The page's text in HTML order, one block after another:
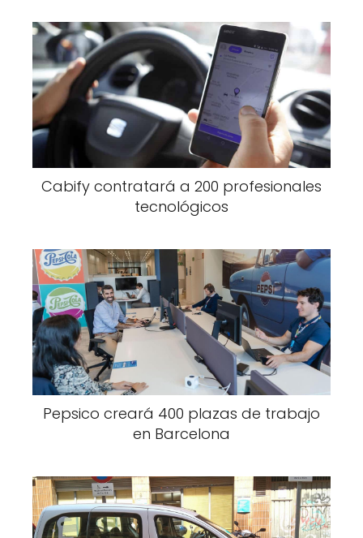
Cabify contratará a 200 profesionales
tecnológicos
Pepsico creará 400 plazas de trabajo
en Barcelona